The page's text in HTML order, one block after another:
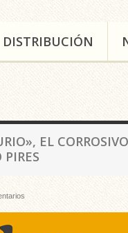
DISTRIBUCIÓN
EL